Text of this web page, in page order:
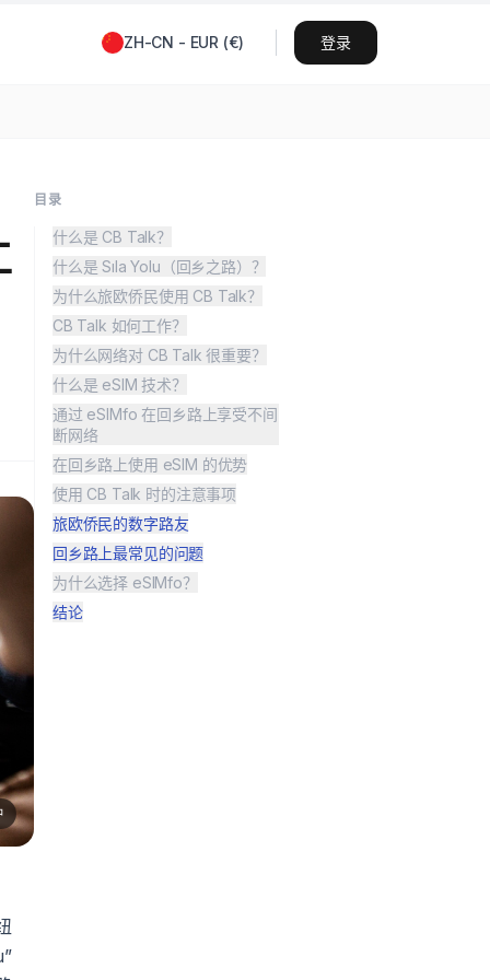
ZH-CN - EUR (€) 登录
目录
什么是 CB Talk？
什么是 Sıla Yolu（回乡之路）？
为什么旅欧侨民使用 CB Talk？
CB Talk 如何工作？
为什么网络对 CB Talk 很重要？
什么是 eSIM 技术？
通过 eSIMfo 在回乡路上享受不间
断网络
在回乡路上使用 eSIM 的优势
使用 CB Talk 时的注意事项
旅欧侨民的数字路友
回乡路上最常见的问题
为什么选择 eSIMfo？
结论